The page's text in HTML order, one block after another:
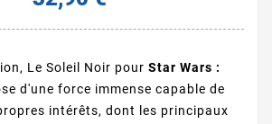
Le Soleil Noir pour Star Wars :
d'une force immense capable de
intérêts, dont les principaux